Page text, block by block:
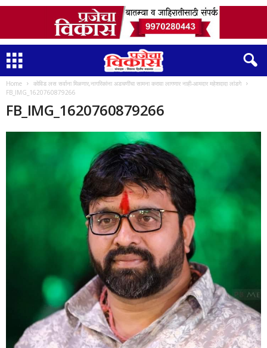
Home
कोविड लस सर्वाना मिळणार,नागरिकांना अडचणींचा सामना करावा लागणार नाही-आमदार महेशदादा लांडगे
FB_IMG_1620760879266
FB_IMG_1620760879266